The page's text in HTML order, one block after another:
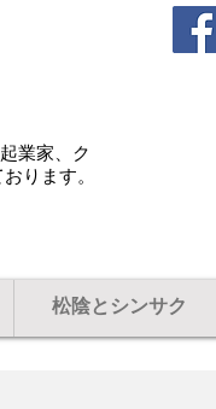
業家、ク
ります。
松陰とシンサク